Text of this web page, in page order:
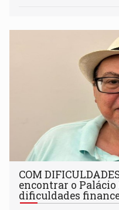
COM
encontrar o
dificuldades